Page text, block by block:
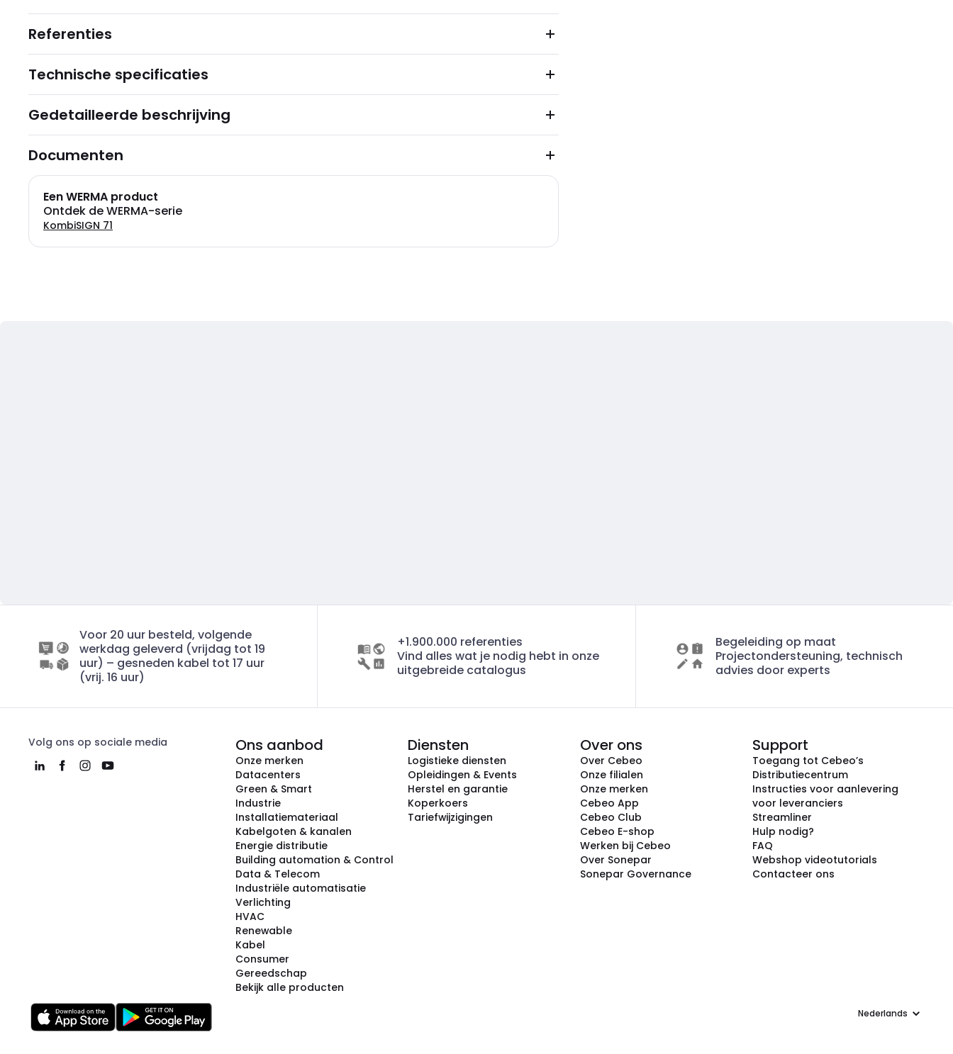
Referenties
Technische specificaties
Gedetailleerde beschrijving
Documenten
Een WERMA product
Ontdek de WERMA-serie
KombiSIGN 71
Voor 20 uur besteld, volgende
werkdag geleverd (vrijdag tot 19
uur) – gesneden kabel tot 17 uur
(vrij. 16 uur)
+1.900.000 referenties
Vind alles wat je nodig hebt in onze
uitgebreide catalogus
Begeleiding op maat
Projectondersteuning, technisch
advies door experts
Volg ons op sociale media Ons aanbod
Onze merken
Datacenters
Green & Smart
Industrie
Installatiemateriaal
Kabelgoten & kanalen
Energie distributie
Building automation & Control
Data & Telecom
Industriële automatisatie
Verlichting
HVAC
Renewable
Kabel
Consumer
Gereedschap
Bekijk alle producten
Diensten
Logistieke diensten
Opleidingen & Events
Herstel en garantie
Koperkoers
Tariefwijzigingen
Over ons
Over Cebeo
Onze filialen
Onze merken
Cebeo App
Cebeo Club
Cebeo E-shop
Werken bij Cebeo
Over Sonepar
Sonepar Governance
Support
Toegang tot Cebeo’s
Distributiecentrum
Instructies voor aanlevering
voor leveranciers
Streamliner
Hulp nodig?
FAQ
Webshop videotutorials
Contacteer ons
Taal